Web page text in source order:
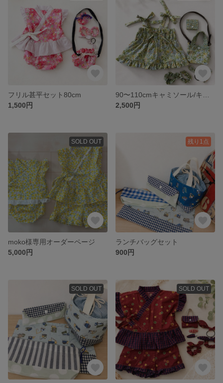
フリル甚平セット80cm
1,500円
2,500円
SOLD OUT
moko様専用オーダーページ
5,000円
残り1点
ランチバッグセット
900円
SOLD OUT SOLD OUT